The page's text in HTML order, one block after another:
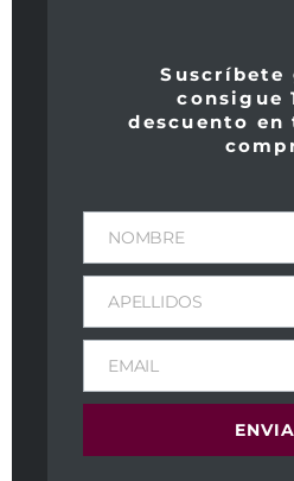
Suscríbete
consigue
descuento en
NOMBRE
APELLIDOS
EMAIL